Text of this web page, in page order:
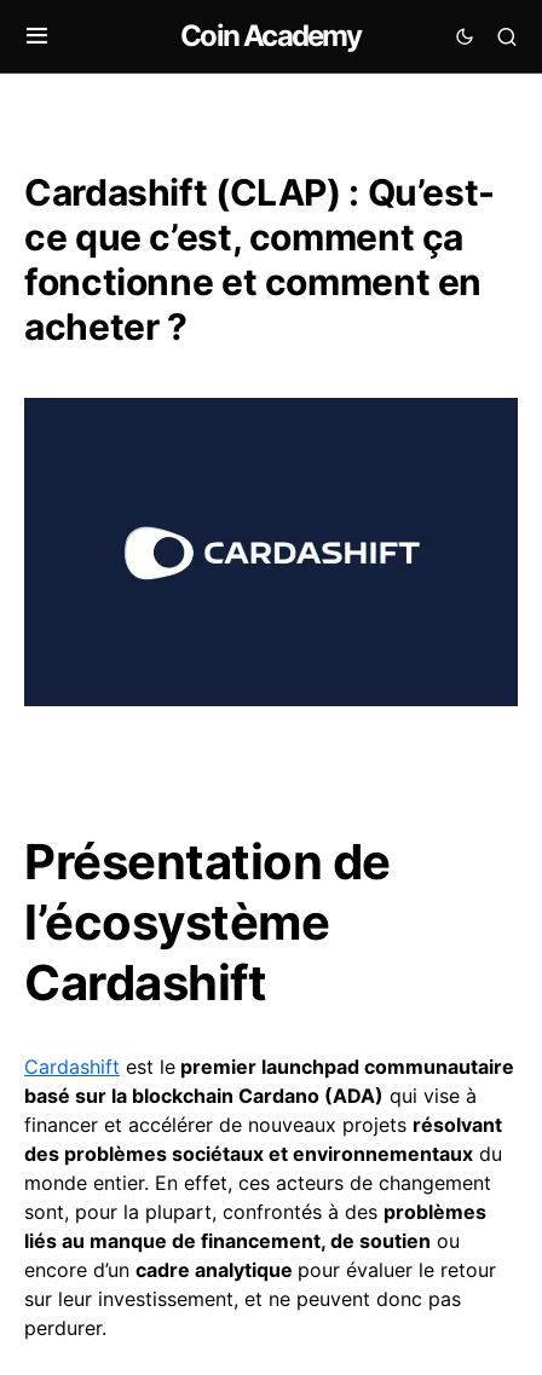
Coin Academy
Cardashift (CLAP) : Qu’est-
ce que c’est, comment ça
fonctionne et comment en
acheter ?
Présentation de
l’écosystème
Cardashift
Cardashift est le premier launchpad communautaire
basé sur la blockchain Cardano (ADA) qui vise à
financer et accélérer de nouveaux projets résolvant
des problèmes sociétaux et environnementaux du
monde entier. En effet, ces acteurs de changement
sont, pour la plupart, confrontés à des problèmes
liés au manque de financement, de soutien ou
encore d’un cadre analytique pour évaluer le retour
sur leur investissement, et ne peuvent donc pas
perdurer.